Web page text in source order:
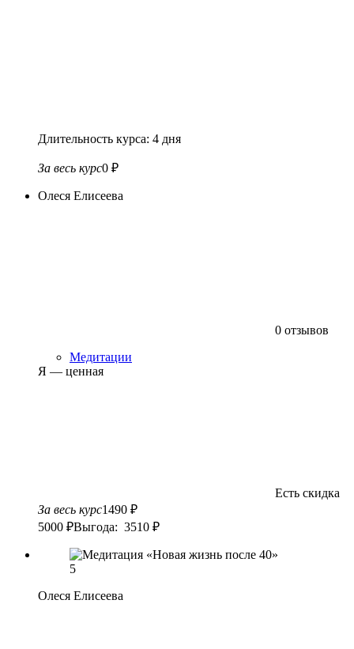
Длительность курса: 4 дня
За весь курс0 ₽
Олеся Елисеева
0 отзывов
Медитации
Я — ценная
Есть скидка
За весь курс1490 ₽
5000 ₽Выгода: 3510 ₽
5
Олеся Елисеева